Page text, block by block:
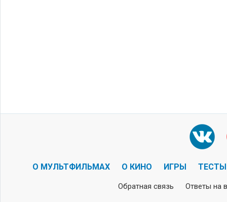
О МУЛЬТФИЛЬМАХ О КИНО ИГРЫ ТЕСТЫ
Обратная связь Ответы на